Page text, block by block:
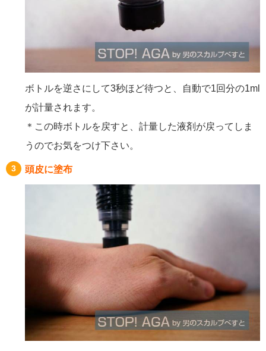
ボトルを逆さにして3秒ほど待つと、自動で1回分の1ml
が計量されます。
＊この時ボトルを戻すと、計量した液剤が戻ってしま
うのでお気をつけ下さい。
頭皮に塗布